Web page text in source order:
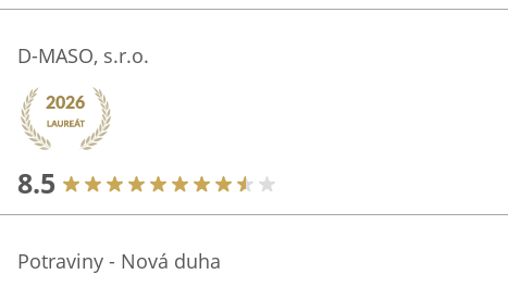
D-MASO, s.r.o.
8.5
Potraviny - Nová duha